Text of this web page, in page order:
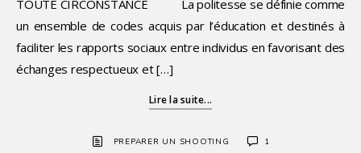
TOUTE CIRCONSTANCE La politesse se définie comme
un ensemble de codes acquis par l’éducation et destinés à
faciliter les rapports sociaux entre individus en favorisant des
échanges respectueux et […]
Lire la suite...
PREPARER UN SHOOTING 1